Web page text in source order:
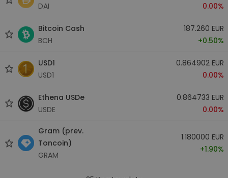
DAI
0.00%
Bitcoin Cash
BCH
187.260 EUR
+0.50%
USD1
USD1
0.864902 EUR
0.00%
Ethena USDe
USDE
0.864733 EUR
0.00%
Gram (prev.
Toncoin)
GRAM
1.180000 EUR
+1.90%